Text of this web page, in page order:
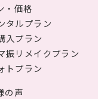
・価格
タルプラン
入プラン
振リメイクプラン
トプラン
の声